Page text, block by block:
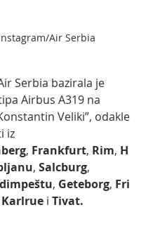
Air Serbia
Serbia bazirala je
Airbus A319 na
Veliki”, odakle
iz
, Frankfurt, Rim, H
, Salcburg,
, Geteborg, Fri
Karlrue i Tivat.